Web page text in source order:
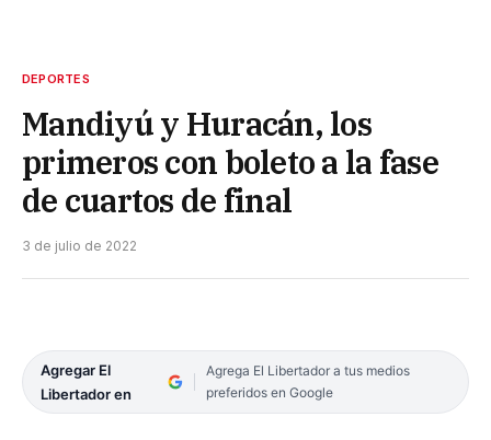
DEPORTES
Mandiyú y Huracán, los
primeros con boleto a la fase
de cuartos de final
3 de julio de 2022
Agregar El
Libertador en
Agrega El Libertador a tus medios
preferidos en Google